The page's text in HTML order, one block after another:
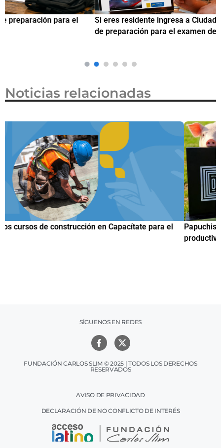
Si eres residente ingresa a Ciudadanízate, el curso gratuito
de preparación para el examen de naturalización en EUA
Noticias relacionadas
Papuchis y el Sueño Michoacano como alternativa
SÍGUENOS EN REDES
FUNDACIÓN CARLOS SLIM © 2025 | TODOS LOS DERECHOS
RESERVADOS
AVISO DE PRIVACIDAD
DECLARACIÓN DE NO CONFLICTO DE INTERÉS